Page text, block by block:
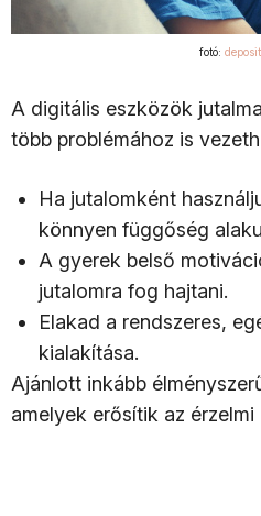
fotó:
A digitális eszközök
több problémához is
Ha jutalomként
könnyen függőség
A gyerek belső
jutalomra fog hajtani.
Elakad a rendszeres,
kialakítása.
Ajánlott inkább
amelyek erősítik az